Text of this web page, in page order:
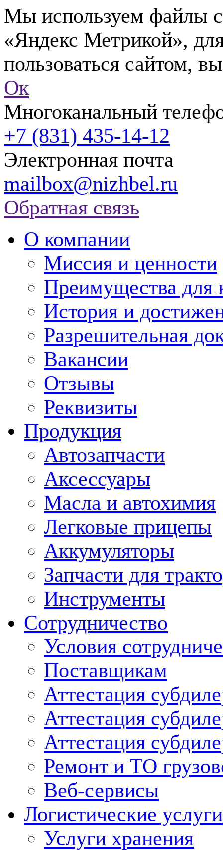
Мы используем файлы
«Яндекс Метрикой»,
пользоваться сайтом,
Ок
Многоканальный
+7 (831) 435-14-12
Электронная почта
mailbox@nizhbel.ru
Обратная связь
О компании
Миссия и ценности
Преимущества для
История и
Разрешительная
Вакансии
Отзывы
Реквизиты
Продукция
Автозапчасти
Аксессуары
Масла и автохимия
Легковые прицепы
Аккумуляторы
Запчасти для
Инструменты
Сотрудничество
Условия
Поставщикам
Аттестация
Аттестация
Аттестация
Ремонт и ТО
Веб-сервисы
Логистические услуги
Услуги хранения